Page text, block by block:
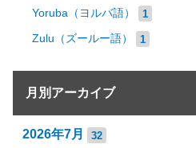
Yoruba（ヨルバ語） 1
Zulu（ズールー語） 1
月別アーカイブ
2026年7月 32